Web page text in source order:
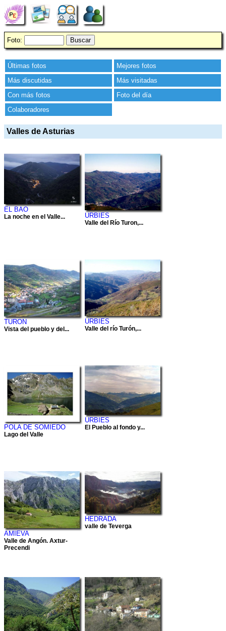
Foto:
Últimas fotos
Mejores fotos
Más discutidas
Más visitadas
Con más fotos
Foto del día
Colaboradores
Valles de Asturias
EL BAO
La noche en el Valle... URBIES
Valle del Río Turon,...
TURON
Vista del pueblo y del...
URBIES
Valle del río Turón,...
POLA DE SOMIEDO
Lago del Valle
URBIES
El Pueblo al fondo y...
AMIEVA
Valle de Angón. Axtur-
Precendi
HEDRADA
valle de Teverga